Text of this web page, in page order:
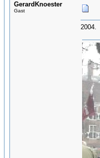
GerardKnoester
Gast
2004.